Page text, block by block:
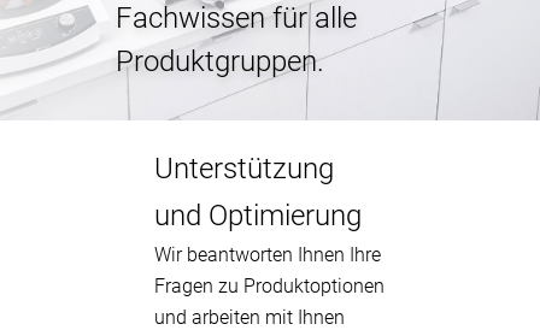
Fachwissen für alle
Produktgruppen.
Unterstützung
und Optimierung
Wir beantworten Ihnen Ihre
Fragen zu Produktoptionen
und arbeiten mit Ihnen